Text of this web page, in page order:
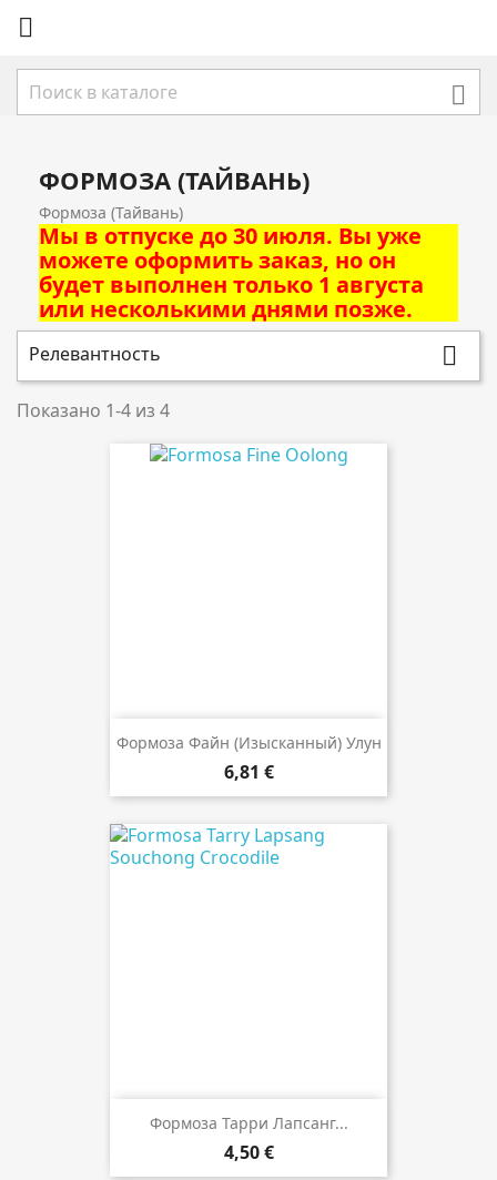


ФОРМОЗА (ТАЙВАНЬ)
Формоза (Тайвань)
Мы в отпуске до 30 июля. Вы уже
можете оформить заказ, но он
будет выполнен только 1 августа
или несколькими днями позже.
Релевантность 
Показано 1-4 из 4
Формоза Файн (изысканный) Улун
6,81 €
Формоза Тарри Лапсанг...
4,50 €